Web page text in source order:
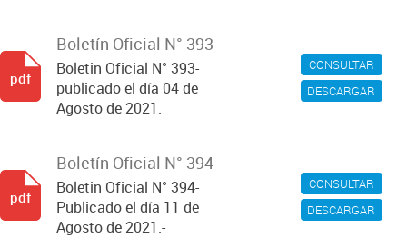
CONSULTAR
DESCARGAR
Boletín Oficial N° 393
Boletin Oficial N° 393-
publicado el día 04 de
Agosto de 2021.
pdf
CONSULTAR
DESCARGAR
Boletín Oficial N° 394
Boletin Oficial N° 394-
Publicado el día 11 de
Agosto de 2021.-
pdf